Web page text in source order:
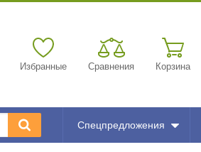
Избранные Сравнения Корзина
Спецпредложения